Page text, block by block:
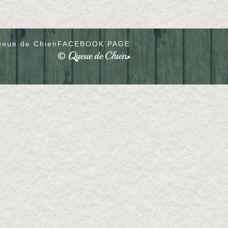
de Chien FACEBOOK PAGE